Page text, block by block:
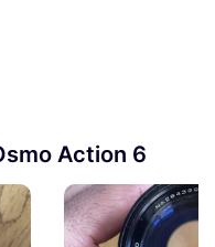
Action 6